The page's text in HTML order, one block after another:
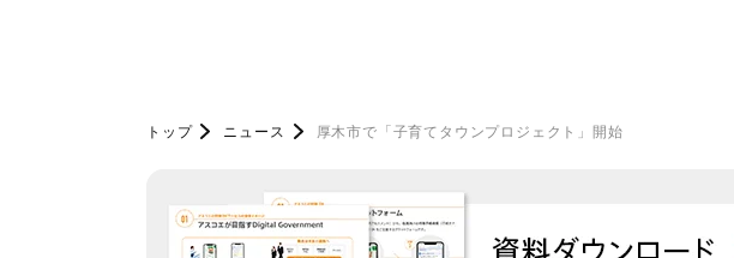
トップ ニュース 厚木市で「子育てタウンプロジェクト」開始